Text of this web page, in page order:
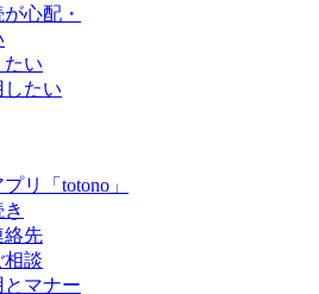
心配・
たい
たい
リ「totono」
絡先
相談
マナー